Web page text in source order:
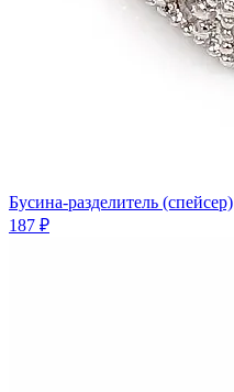
Бусина-разделитель (спейсер)
187 ₽